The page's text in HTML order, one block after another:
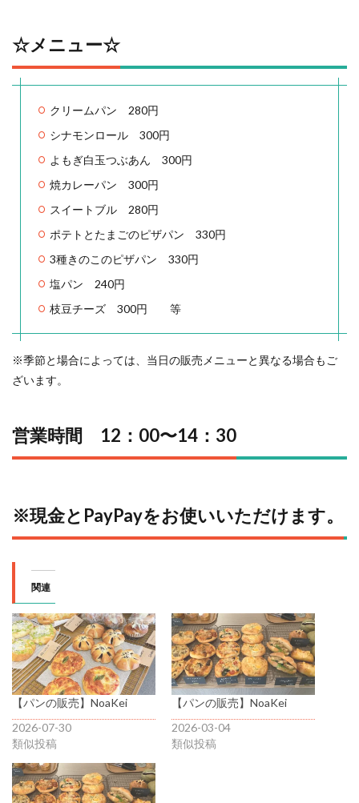
☆メニュー☆
クリームパン 280円
シナモンロール 300円
よもぎ白玉つぶあん 300円
焼カレーパン 300円
スイートブル 280円
ポテトとたまごのピザパン 330円
3種きのこのピザパン 330円
塩パン 240円
枝豆チーズ 300円 等
※季節と場合によっては、当日の販売メニューと異なる場合もご
ざいます。
営業時間 12：00〜14：30
※現金とPayPayをお使いいただけます。
関連
【パンの販売】NoaKei
2026-07-30
類似投稿
【パンの販売】NoaKei
2026-03-04
類似投稿